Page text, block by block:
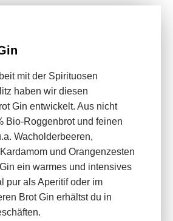
mit der Spirituosen
haben wir diesen
Gin entwickelt. Aus nicht
Bio-Roggenbrot und feinen
Wacholderbeeren,
und Orangenzesten
ein warmes und intensives
pur als Aperitif oder im
Brot Gin erhältst du in